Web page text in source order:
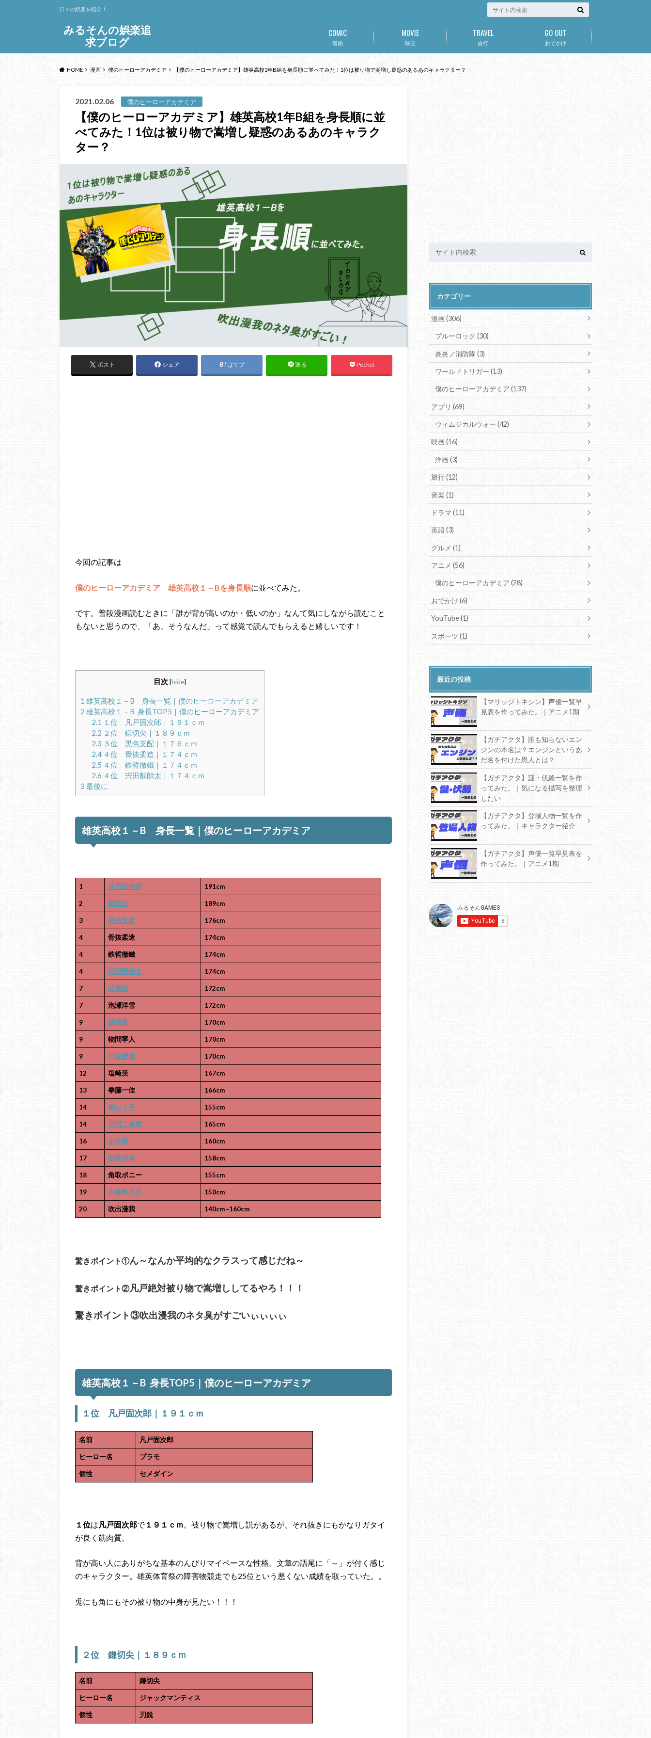
みるそんの娯楽追
求ブログ
日々の娯楽を紹介！
漫画
COMIC
映画
MOVIE
旅行
TRAVEL
おでかけ
GO OUT
HOME 漫画 僕のヒーローアカデミア 【僕のヒーローアカデミア】雄英高校1年B組を身長順に並べてみた！1位は被り物で嵩増し疑惑のあるあのキャラクター？
2021.02.06 僕のヒーローアカデミア
【僕のヒーローアカデミア】雄英高校1年B組を身長順に並
べてみた！1位は被り物で嵩増し疑惑のあるあのキャラク
ター？
ポスト シェア はてブ 送る Pocket
今回の記事は
僕のヒーローアカデミア 雄英高校１－Bを身長順に並べてみた。
です。普段漫画読むときに「誰が背が高いのか・低いのか」なんて気にしながら読むこと
もないと思うので、「あ、そうなんだ」って感覚で読んでもらえると嬉しいです！
目次 [hide]
1 雄英高校１－B 身長一覧｜僕のヒーローアカデミア
2 雄英高校１－B 身長TOP5｜僕のヒーローアカデミア
2.1 １位 凡戸固次郎｜１９１ｃｍ
2.2 ２位 鎌切尖｜１８９ｃｍ
2.3 ３位 黒色支配｜１７６ｃｍ
2.4４位 骨抜柔造｜１７４ｃｍ
2.5 ４位 鉄哲徹鐵｜１７４ｃｍ
2.6 ４位 宍田獣朗太｜１７４ｃｍ
3 最後に
雄英高校１－B 身長一覧｜僕のヒーローアカデミア
1 凡戸固次郎 191cm
2 鎌切尖 189cm
3 黒色支配 176cm
4 骨抜柔造 174cm
4 鉄哲徹鐵 174cm
4 宍田獣朗太 174cm
7 回原旋 172cm
7 泡瀬洋雪 172cm
9 鱗飛竜 170cm
9 物間寧人 170cm
9 円場硬成 170cm
12 塩崎茨 167cm
13 拳藤一佳 166cm
14 柳レイ子 155cm
14 庄田二連撃 165cm
16 小大唯 160cm
17 取蔭切奈 158cm
18 角取ポニー 155cm
19 小森希乃子 150cm
20 吹出漫我 140cm~160cm
驚きポイント①ん～なんか平均的なクラスって感じだね～
驚きポイント②凡戸絶対被り物で嵩増ししてるやろ！！！
驚きポイント③吹出漫我のネタ臭がすごいぃぃぃぃ
雄英高校１－B 身長TOP5｜僕のヒーローアカデミア
１位 凡戸固次郎｜１９１ｃｍ
名前 凡戸固次郎
ヒーロー名 プラモ
個性 セメダイン
１位は 凡戸固次郎で１９１ｃｍ 。被り物で嵩増し説があるが、それ抜きにもかなりガタイ
が良く筋肉質。
背が高い人にありがちな基本のんびりマイペースな性格。文章の語尾に「～」が付く感じ
のキャラクター。雄英体育祭の障害物競走でも25位という悪くない成績を取っていた。。
兎にも角にもその被り物の中身が見たい！！！
２位 鎌切尖｜１８９ｃｍ
名前 鎌切尖
ヒーロー名 ジャックマンティス
個性 刃鋭
カテゴリー
漫画(306)
ブルーロック (30)
炎炎ノ消防隊(3)
ワールドトリガー (13)
僕のヒーローアカデミア (137)
アプリ(69)
ウィムジカルウォー (42)
映画(16)
洋画(3)
旅行(12)
音楽(1)
ドラマ(11)
英語(3)
グルメ(1)
アニメ(56)
僕のヒーローアカデミア (28)
おでかけ(6)
YouTube(1)
スポーツ(1)
最近の投稿
【マリッジトキシン】声優一覧早
見表を作ってみた。｜アニメ1期
【ガチアクタ】誰も知らないエン
ジンの本名は？エンジンというあ
だ名を付けた恩人とは？
【ガチアクタ】謎・伏線一覧を作
ってみた。｜気になる描写を整理
したい
【ガチアクタ】登場人物一覧を作
ってみた。｜キャラクター紹介
【ガチアクタ】声優一覧早見表を
作ってみた。｜アニメ1期